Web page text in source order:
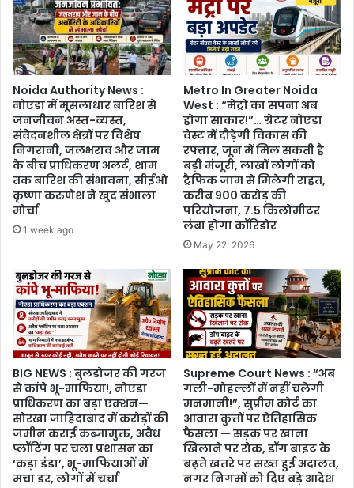
अनूठा
प्रयास",
आग
बुझाने
के
शुरुआती
उपाय,
सतर्कता
और
संसाधन
की
अहमियत
Noida Authority News :
नोएडा में मूसलाधार बारिश से
जनजीवन अस्त-व्यस्त,
संवेदनशील क्षेत्रों पर विशेष
निगरानी, जलभराव और जाम
के बीच प्राधिकरण अलर्ट, शाम
तक बारिश की संभावना, सीईओ
कृष्णा करुणेश ने खुद संभाला
मोर्चा
1 week ago
Metro In Greater Noida
West : “मेट्रो का सपना अब
होगा साकार!”… ग्रेटर नोएडा
वेस्ट में दौड़ेगी विकास की
रफ्तार, जून में मिल सकती है
बड़ी मंजूरी, लाखों लोगों को
ट्रैफिक जाम से मिलेगी राहत,
करीब 900 करोड़ की
परियोजना, 7.5 किलोमीटर
लंबा होगा कॉरिडोर
May 22, 2026
BIG NEWS : बुलडोजर की गरज
से कांपे भू-माफिया!, नोएडा
प्राधिकरण का बड़ा एक्शन—
सोरखा जाहिदाबाद में करोड़ों की
जमीन कराई कब्जामुक्त, अवैध
प्लॉटिंग पर चला प्रशासन का
‘कड़ा डंडा’, भू-माफियाओं में
मचा डर, लोगों में चर्चा
Supreme Court News : “अब
गली-मोहल्लों में नहीं चलेगी
मनमानी!”, सुप्रीम कोर्ट का
आवारा कुत्तों पर ऐतिहासिक
फैसला — सड़क पर खाना
खिलाने पर रोक, डॉग बाइट के
बढ़ते खतरे पर सख्त हुई अदालत,
नगर निगमों को दिए बड़े आदेश